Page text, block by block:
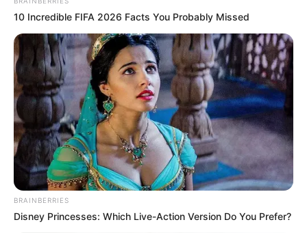
πιο δυνατά από τις λέξεις. (πηγή: Αντώνιος Λάμπρου)
Περισσότερα νέα από την Εύβοια
Κάθε πότε κληρώνει το τζόκερ, ποιες οι μέρες;
Μερομήνια 2026 – 2027: Τι καιρό θα κάνει;
Πότε ανοίγουν οι εγγραφές για τα
Πανεπιστήμια 2026 – Ημερομηνίες για
πρωτοετείς
Ακολουθήστε το evianews.com στοGoogle
10 Incredible FIFA 2026 Facts You Probably Missed
BRAINBERRIES
Disney Princesses: Which Live-Action Version Do You Prefer?